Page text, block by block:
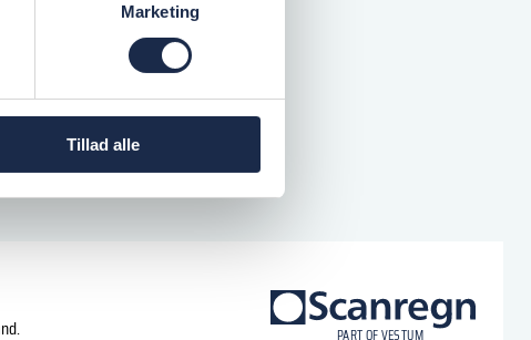
Marketing
Tillad alle
PARTOF VESTUM
logo